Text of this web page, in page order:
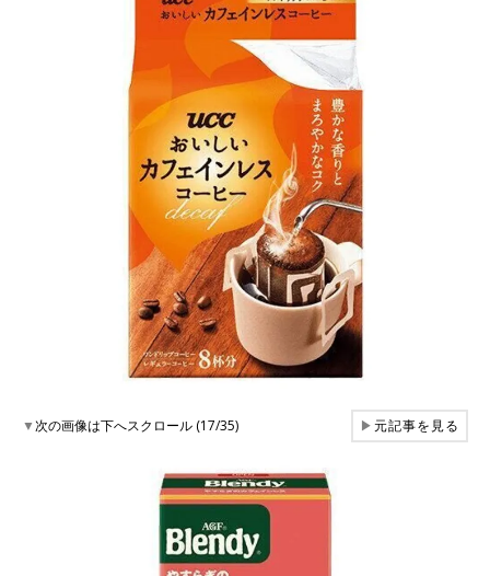
▼次の画像は下へスクロール (17/35) ▶元記事を見る